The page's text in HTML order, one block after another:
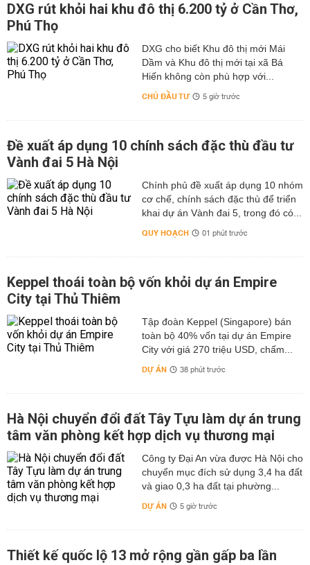
DXG rút khỏi hai khu đô thị 6.200 tỷ ở Cần Thơ,
Phú Thọ
DXG cho biết Khu đô thị mới Mái
Dầm và Khu đô thị mới tại xã Bá
Hiến không còn phù hợp với...
CHỦ ĐẦU TƯ 5 giờ trước
Đề xuất áp dụng 10 chính sách đặc thù đầu tư
Vành đai 5 Hà Nội
Chính phủ đề xuất áp dụng 10 nhóm
cơ chế, chính sách đặc thù để triển
khai dự án Vành đai 5, trong đó có...
QUY HOẠCH 01 phút trước
Keppel thoái toàn bộ vốn khỏi dự án Empire
City tại Thủ Thiêm
Tập đoàn Keppel (Singapore) bán
toàn bộ 40% vốn tại dự án Empire
City với giá 270 triệu USD, chấm...
DỰ ÁN 38 phút trước
Hà Nội chuyển đổi đất Tây Tựu làm dự án trung
tâm văn phòng kết hợp dịch vụ thương mại
Công ty Đại An vừa được Hà Nội cho
chuyển mục đích sử dụng 3,4 ha đất
và giao 0,3 ha đất tại phường...
DỰ ÁN 5 giờ trước
Thiết kế quốc lộ 13 mở rộng gần gấp ba lần